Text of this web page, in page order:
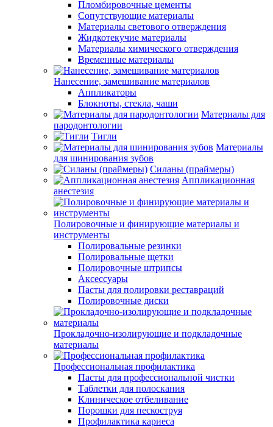
Пломбировочные цементы
Сопутствующие материалы
Материалы светового отверждения
Жидкотекучие материалы
Материалы химического отверждения
Временные материалы
Нанесение, замешивание материалов
Аппликаторы
Блокноты, стекла, чаши
Материалы для
пародонтологии
Тигли
Материалы
для шинирования зубов
Силаны (праймеры)
Аппликационная
анестезия
Полировочные и финирующие материалы и
инструменты
Полировальные резинки
Полировальные щетки
Полировочные штрипсы
Аксессуары
Пасты для полировки реставраций
Полировочные диски
Прокладочно-изолирующие и подкладочные
материалы
Профессиональная профилактика
Пасты для профессиональной чистки
Таблетки для полоскания
Клиническое отбеливание
Порошки для пескоструя
Профилактика кариеса